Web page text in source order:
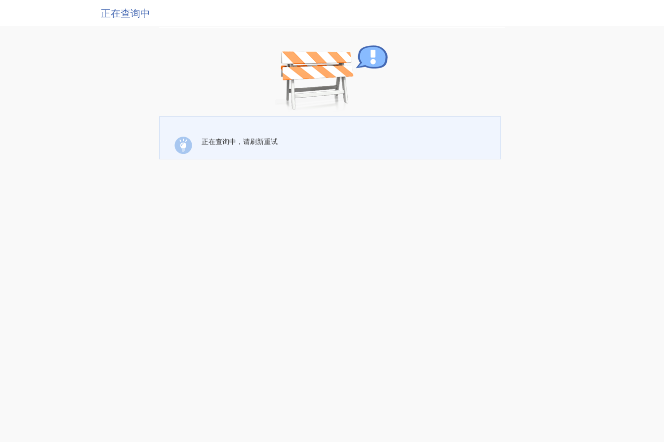
正在查询中
正在查询中，请刷新重试